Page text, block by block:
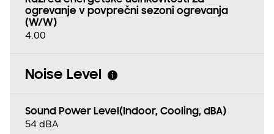
ogrevanje v povprečni sezoni ogrevanja
(W/W)
4.00
Noise Level
Sound Power Level(Indoor, Cooling, dBA)
54 dBA